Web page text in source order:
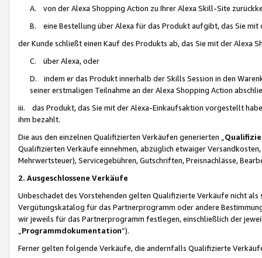
A. von der Alexa Shopping Action zu Ihrer Alexa Skill-Site
B. eine Bestellung über Alexa für das Produkt aufgibt, das Sie mit
der Kunde schließt einen Kauf des Produkts ab, das Sie mit der Alexa
C. über Alexa, oder
D. indem er das Produkt innerhalb der Skills Session in den
seiner erstmaligen Teilnahme an der Alexa Shopping Action
iii. das Produkt, das Sie mit der Alexa-Einkaufsaktion vorgestellt
ihm bezahlt.
Die aus den einzelnen Qualifizierten Verkäufen generierten „
Qualifizierten Verkäufe einnehmen, abzüglich etwaiger
Mehrwertsteuer), Servicegebühren, Gutschriften, Preisnachlässe,
2. Ausgeschlossene Verkäufe
Unbeschadet des Vorstehenden gelten Qualifizierte Verkäufe nicht
Vergütungskatalog für das Partnerprogramm oder andere
wir jeweils für das Partnerprogramm festlegen, einschließlich der
Programmdokumentation“).
Ferner gelten folgende Verkäufe, die andernfalls Qualifizierte